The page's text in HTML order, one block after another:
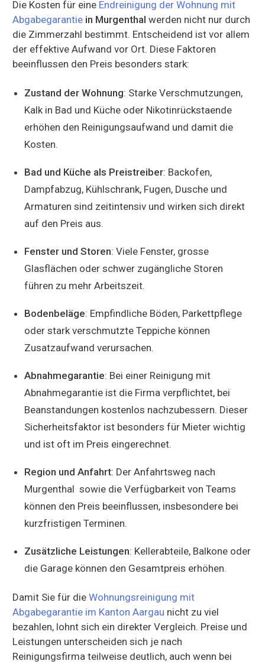
Die Kosten für eine Endreinigung der Wohnung mit
Abgabegarantie in Murgenthal werden nicht nur durch
die Zimmerzahl bestimmt. Entscheidend ist vor allem
der effektive Aufwand vor Ort. Diese Faktoren
beeinflussen den Preis besonders stark:
Zustand der Wohnung: Starke Verschmutzungen,
Kalk in Bad und Küche oder Nikotinrückstaende
erhöhen den Reinigungsaufwand und damit die
Kosten.
Bad und Küche als Preistreiber: Backofen,
Dampfabzug, Kühlschrank, Fugen, Dusche und
Armaturen sind zeitintensiv und wirken sich direkt
auf den Preis aus.
Fenster und Storen: Viele Fenster, grosse
Glasflächen oder schwer zugängliche Storen
führen zu mehr Arbeitszeit.
Bodenbeläge: Empfindliche Böden, Parkettpflege
oder stark verschmutzte Teppiche können
Zusatzaufwand verursachen.
Abnahmegarantie: Bei einer Reinigung mit
Abnahmegarantie ist die Firma verpflichtet, bei
Beanstandungen kostenlos nachzubessern. Dieser
Sicherheitsfaktor ist besonders für Mieter wichtig
und ist oft im Preis eingerechnet.
Region und Anfahrt: Der Anfahrtsweg nach
Murgenthal sowie die Verfügbarkeit von Teams
können den Preis beeinflussen, insbesondere bei
kurzfristigen Terminen.
Zusätzliche Leistungen: Kellerabteile, Balkone oder
die Garage können den Gesamtpreis erhöhen.
Damit Sie für die Wohnungsreinigung mit
Abgabegarantie im Kanton Aargau nicht zu viel
bezahlen, lohnt sich ein direkter Vergleich. Preise und
Leistungen unterscheiden sich je nach
Reinigungsfirma teilweise deutlich, auch wenn bei